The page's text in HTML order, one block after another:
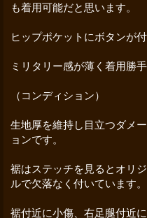
も着用可能だと思います。
ヒップポケットにボタンが
ミリタリー感が薄く着用勝
（コンディション）
生地厚を維持し目立つダメ
ョンです。
裾はステッチを見るとオリ
ルで欠落なく付いています。
裾付近に小傷、右足腿付近